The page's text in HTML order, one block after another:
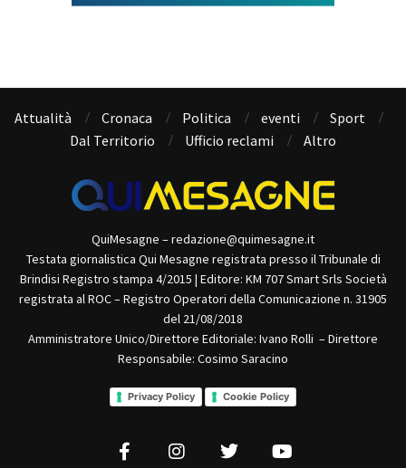
Attualità Cronaca Politica eventi
Sport
Dal Territorio
Ufficio reclami Altro
QuiMesagne – redazione@quimesagne.it
Testata giornalistica Qui Mesagne registrata presso il Tribunale di
Brindisi Registro stampa 4/2015 | Editore: KM 707 Smart Srls Società
registrata al ROC – Registro Operatori della Comunicazione n. 31905
del 21/08/2018
Amministratore Unico/Direttore Editoriale: Ivano Rolli – Direttore
Responsabile: Cosimo Saracino
Privacy Policy Cookie Policy